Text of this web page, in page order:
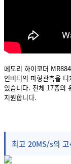
메모리 하이코더
인버터의 파형관측을
있습니다. 전체 17종의
지원합니다.
최고 20MS/s의